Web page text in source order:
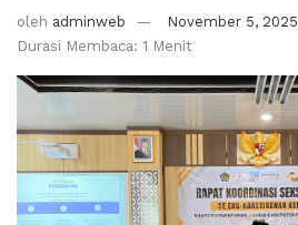
oleh adminweb
November 5, 2025
Durasi Membaca: 1 Menit